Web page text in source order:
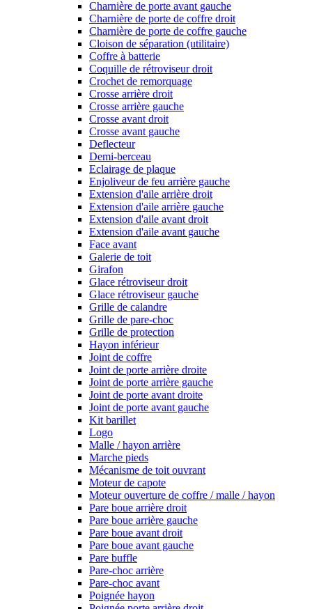
Charnière de porte avant gauche
Charnière de porte de coffre droit
Charnière de porte de coffre gauche
Cloison de séparation (utilitaire)
Coffre à batterie
Coquille de rétroviseur droit
Crochet de remorquage
Crosse arrière droit
Crosse arrière gauche
Crosse avant droit
Crosse avant gauche
Deflecteur
Demi-berceau
Eclairage de plaque
Enjoliveur de feu arrière gauche
Extension d'aile arrière droit
Extension d'aile arrière gauche
Extension d'aile avant droit
Extension d'aile avant gauche
Face avant
Galerie de toit
Girafon
Glace rétroviseur droit
Glace rétroviseur gauche
Grille de calandre
Grille de pare-choc
Grille de protection
Hayon inférieur
Joint de coffre
Joint de porte arrière droite
Joint de porte arrière gauche
Joint de porte avant droite
Joint de porte avant gauche
Kit barillet
Logo
Malle / hayon arrière
Marche pieds
Mécanisme de toit ouvrant
Moteur de capote
Moteur ouverture de coffre / malle / hayon
Pare boue arrière droit
Pare boue arrière gauche
Pare boue avant droit
Pare boue avant gauche
Pare buffle
Pare-choc arrière
Pare-choc avant
Poignée hayon